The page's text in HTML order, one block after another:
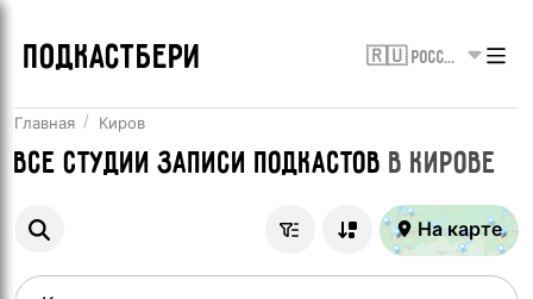
ПОДКАСТБЕРИ 🇷🇺 Россия
Главная Киров
ВсеСтудии записи подкастов в Кирове
На карте